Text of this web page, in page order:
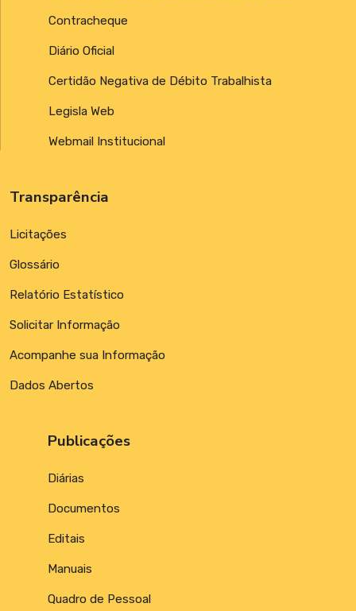
Contracheque
Diário Oficial
Certidão Negativa de Débito Trabalhista
Legisla Web
Webmail Institucional
Transparência
Licitações
Glossário
Relatório Estatístico
Solicitar Informação
Acompanhe sua Informação
Dados Abertos
Publicações
Diárias
Documentos
Editais
Manuais
Quadro de Pessoal